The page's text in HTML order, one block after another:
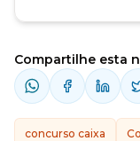
Compartilhe esta
concurso caixa